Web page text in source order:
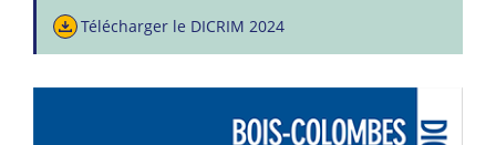
Télécharger le DICRIM 2024